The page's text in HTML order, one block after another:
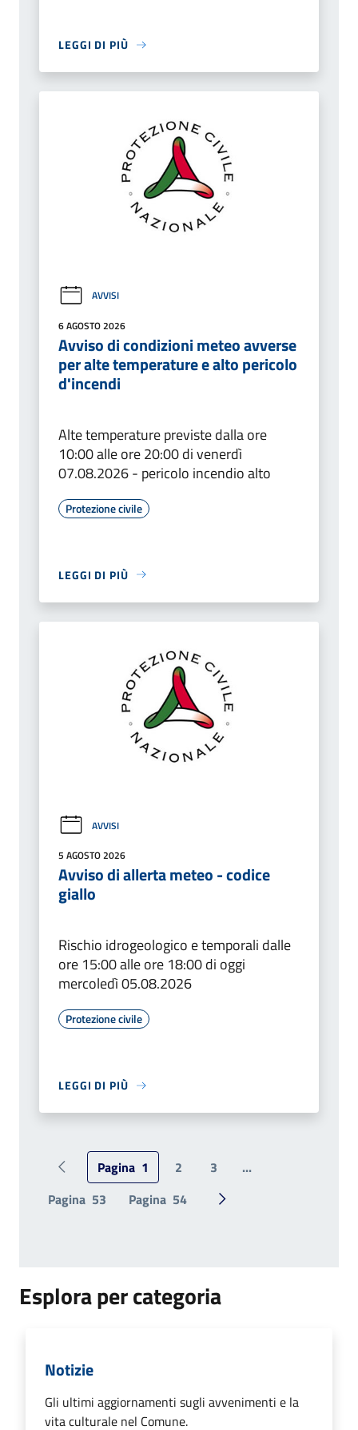
LEGGI DI PIÙ
AVVISI
6 AGOSTO 2026
Avviso di condizioni meteo avverse
per alte temperature e alto pericolo
d'incendi
Alte temperature previste dalla ore
10:00 alle ore 20:00 di venerdì
07.08.2026 - pericolo incendio alto
Protezione civile
LEGGI DI PIÙ
AVVISI
5 AGOSTO 2026
Avviso di allerta meteo - codice
giallo
Rischio idrogeologico e temporali dalle
ore 15:00 alle ore 18:00 di oggi
mercoledì 05.08.2026
Protezione civile
LEGGI DI PIÙ
Pagina precedente
Pagina 1 2 3
...
Pagina 53 Pagina 54 Pagina successiva
Esplora per categoria
Notizie
Gli ultimi aggiornamenti sugli avvenimenti e la
vita culturale nel Comune.